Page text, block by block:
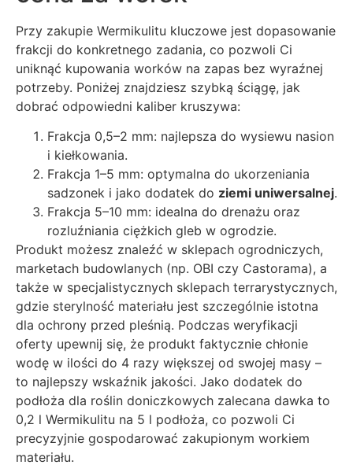
Przy zakupie Wermikulitu kluczowe jest dopasowanie
frakcji do konkretnego zadania, co pozwoli Ci
uniknąć kupowania worków na zapas bez wyraźnej
potrzeby. Poniżej znajdziesz szybką ściągę, jak
dobrać odpowiedni kaliber kruszywa:
Frakcja 0,5–2 mm: najlepsza do wysiewu nasion
i kiełkowania.
Frakcja 1–5 mm: optymalna do ukorzeniania
sadzonek i jako dodatek do ziemi uniwersalnej.
Frakcja 5–10 mm: idealna do drenażu oraz
rozluźniania ciężkich gleb w ogrodzie.
Produkt możesz znaleźć w sklepach ogrodniczych,
marketach budowlanych (np. OBI czy Castorama), a
także w specjalistycznych sklepach terrarystycznych,
gdzie sterylność materiału jest szczególnie istotna
dla ochrony przed pleśnią. Podczas weryfikacji
oferty upewnij się, że produkt faktycznie chłonie
wodę w ilości do 4 razy większej od swojej masy –
to najlepszy wskaźnik jakości. Jako dodatek do
podłoża dla roślin doniczkowych zalecana dawka to
0,2 l Wermikulitu na 5 l podłoża, co pozwoli Ci
precyzyjnie gospodarować zakupionym workiem
materiału.